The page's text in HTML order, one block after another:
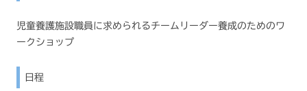
児童養護施設職員に求められるチームリーダー養成のためのワ
ークショップ
日程